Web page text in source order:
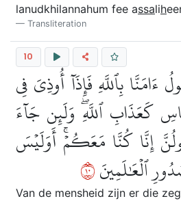
lanudkhilannahum fee assalih
Transliteration
10
بِٱللَّهِ فَإِذَآ أُوذِيَ فِي
كَعَذَابِ ٱللَّهِۖ وَلَئِن جَآءَ
إِنَّا كُنَّا مَعَكُمۡۚ أَوَلَيۡسَ
ٱلۡعَٰلَمِينَ٠١
Van de mensheid zijn er die